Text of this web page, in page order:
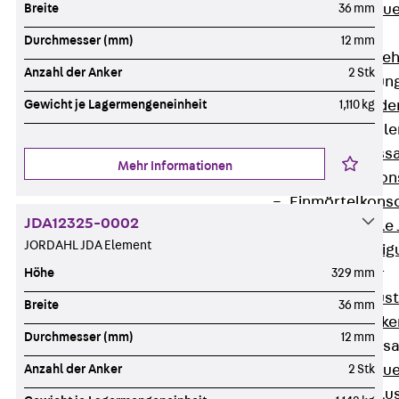
Zurück
GRIPRIP®
Zurück
Winkelkonsole
Brüstungsanker
Zurück
Zurück
Breite 36 mm
Durchmesser (mm) 12 mm
Anzahl der Anker 2 Stk
Gewicht je Lagermengeneinheit 1,110 kg
Mehr Informationen
JDA12325-0002
JORDAHL JDA Element
Höhe 329 mm
Breite 36 mm
Durchmesser (mm) 12 mm
Anzahl der Anker 2 Stk